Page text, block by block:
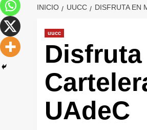
INICIO UUCC DISFRUTA EN
uucc
UAdeC